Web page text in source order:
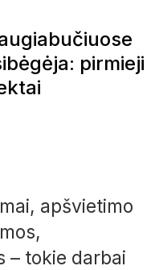
pirmieji
apšvietimo
– tokie darbai